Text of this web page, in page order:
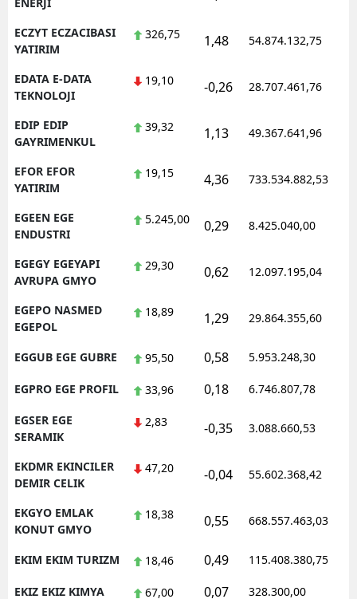
ENERJI
ECZYT ECZACIBASI
YATIRIM
326,75 1,48 54.874.132,75
EDATA E-DATA
TEKNOLOJI
19,10 -0,26 28.707.461,76
EDIP EDIP
GAYRIMENKUL
39,32 1,13 49.367.641,96
EFOR EFOR
YATIRIM
19,15 4,36 733.534.882,53
EGEEN EGE
ENDUSTRI
5.245,00 0,29 8.425.040,00
EGEGY EGEYAPI
AVRUPA GMYO
29,30 0,62 12.097.195,04
EGEPO NASMED
EGEPOL
18,89 1,29 29.864.355,60
EGGUB EGE GUBRE 95,50 0,58 5.953.248,30
EGPRO EGE PROFIL 33,96 0,18 6.746.807,78
EGSER EGE
SERAMIK
2,83 -0,35 3.088.660,53
EKDMR EKINCILER
DEMIR CELIK
47,20 -0,04 55.602.368,42
EKGYO EMLAK
KONUT GMYO
18,38 0,55 668.557.463,03
EKIM EKIM TURIZM 18,46 0,49 115.408.380,75
EKIZ EKIZ KIMYA 67,00 0,07 328.300,00